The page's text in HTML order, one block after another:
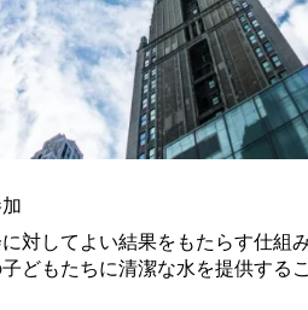
対してよい結果をもたらす仕組
どもたちに清潔な水を提供する